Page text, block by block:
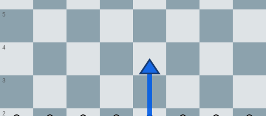
2
3
4
5